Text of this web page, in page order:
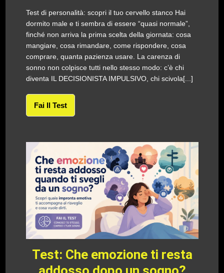
Test di personalità: scopri il tuo cervello stanco Hai
dormito male e ti sembra di essere “quasi normale”,
finché non arriva la prima scelta della giornata: cosa
mangiare, cosa rimandare, come rispondere, cosa
comprare, quanta pazienza usare. La carenza di
sonno non colpisce tutti nello stesso modo: c’è chi
diventa IL DECISIONISTA IMPULSIVO, chi scivola[...]
Fai Il Test
Test: Che emozione ti resta